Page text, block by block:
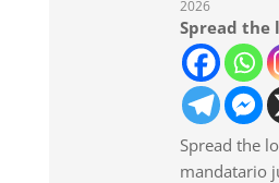
2026
Spread the
Spread the
mandatario